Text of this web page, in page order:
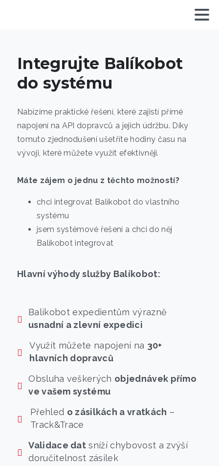
Integrujte Balíkobot
do systému
Nabízíme praktické řešení, které zajistí přímé
napojení na API dopravců a jejich údržbu. Díky
tomuto zjednodušení ušetříte hodiny času na
vývoji, které můžete využít efektivněji.
Máte zájem o jednu z těchto možností?
chci integrovat Balíkobot do vlastního
systému
jsem systémové řešení a chci do něj
Balíkobot integrovat
Hlavní výhody služby Balíkobot:
Balíkobot expedientům výrazně
usnadní a zlevní expedici
Využít můžete napojení na 30+
hlavních dopravců
Obsluha veškerých objednávek přímo
ve vašem systému
Přehled o zásilkách a vratkách –
Track&Trace
Validace dat sníží chybovost a zvýší
doručitelnost zásilek